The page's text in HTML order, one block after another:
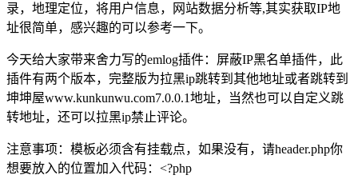
录，地理定位，将用户信息，网站数据分析等,其实获取IP地
址很简单，感兴趣的可以参考一下。
今天给大家带来舍力写的emlog插件：屏蔽IP黑名单插件，此
插件有两个版本，完整版为拉黑ip跳转到其他地址或者跳转到
坤坤屋www.kunkunwu.com7.0.0.1地址，当然也可以自定义跳
转地址，还可以拉黑ip禁止评论。
注意事项：模板必须含有挂载点，如果没有，请header.php你
想要放入的位置加入代码：<?php